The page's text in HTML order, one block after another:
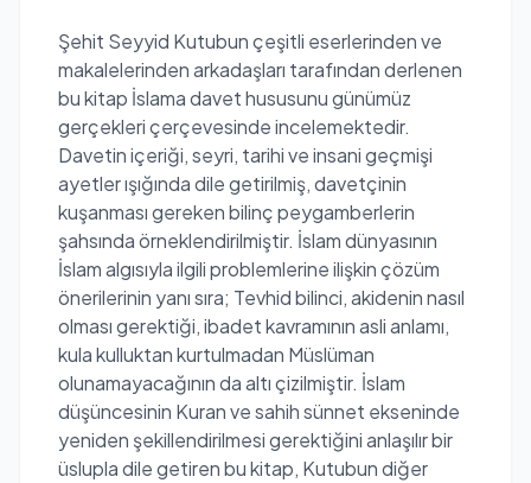
Şehit Seyyid Kutubun çeşitli eserlerinden ve
makalelerinden arkadaşları tarafından derlenen
bu kitap İslama davet hususunu günümüz
gerçekleri çerçevesinde incelemektedir.
Davetin içeriği, seyri, tarihi ve insani geçmişi
ayetler ışığında dile getirilmiş, davetçinin
kuşanması gereken bilinç peygamberlerin
şahsında örneklendirilmiştir. İslam dünyasının
İslam algısıyla ilgili problemlerine ilişkin çözüm
önerilerinin yanı sıra; Tevhid bilinci, akidenin nasıl
olması gerektiği, ibadet kavramının asli anlamı,
kula kulluktan kurtulmadan Müslüman
olunamayacağının da altı çizilmiştir. İslam
düşüncesinin Kuran ve sahih sünnet ekseninde
yeniden şekillendirilmesi gerektiğini anlaşılır bir
üslupla dile getiren bu kitap, Kutubun diğer